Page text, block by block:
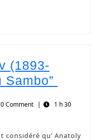
(1893-
Sambo”
0 Comment |
1 h 30